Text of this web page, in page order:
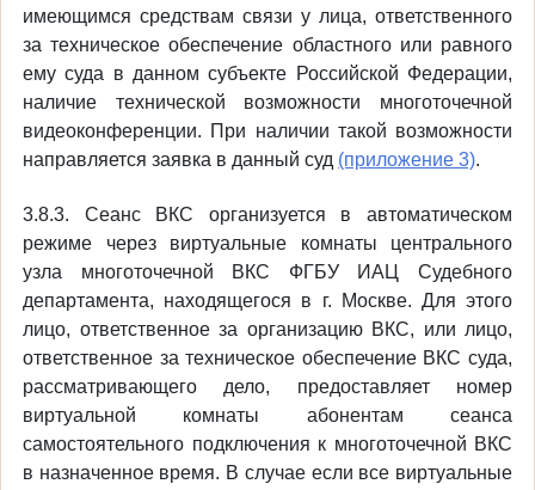
имеющимся средствам связи у лица, ответственного
за техническое обеспечение областного или равного
ему суда в данном субъекте Российской Федерации,
наличие технической возможности многоточечной
видеоконференции. При наличии такой возможности
направляется заявка в данный суд (приложение 3).
3.8.3. Сеанс ВКС организуется в автоматическом
режиме через виртуальные комнаты центрального
узла многоточечной ВКС ФГБУ ИАЦ Судебного
департамента, находящегося в г. Москве. Для этого
лицо, ответственное за организацию ВКС, или лицо,
ответственное за техническое обеспечение ВКС суда,
рассматривающего дело, предоставляет номер
виртуальной комнаты абонентам сеанса
самостоятельного подключения к многоточечной ВКС
в назначенное время. В случае если все виртуальные